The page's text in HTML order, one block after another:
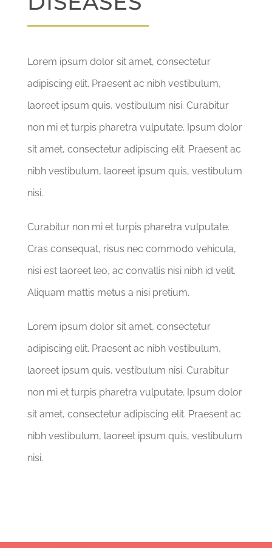
CONTACT
Lorem ipsum dolor sit amet, consectetur
adipiscing elit. Praesent ac nibh vestibulum,
laoreet ipsum quis, vestibulum nisi. Curabitur
non mi et turpis pharetra vulputate. Ipsum dolor
sit amet, consectetur adipiscing elit. Praesent ac
nibh vestibulum, laoreet ipsum quis, vestibulum
nisi.
Curabitur non mi et turpis pharetra vulputate.
Cras consequat, risus nec commodo vehicula,
nisi est laoreet leo, ac convallis nisi nibh id velit.
Aliquam mattis metus a nisi pretium.
Lorem ipsum dolor sit amet, consectetur
adipiscing elit. Praesent ac nibh vestibulum,
laoreet ipsum quis, vestibulum nisi. Curabitur
non mi et turpis pharetra vulputate. Ipsum dolor
sit amet, consectetur adipiscing elit. Praesent ac
nibh vestibulum, laoreet ipsum quis, vestibulum
nisi.